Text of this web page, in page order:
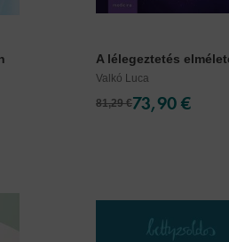
A lélegeztetés
Valkó Luca
81,29 €73,90 €